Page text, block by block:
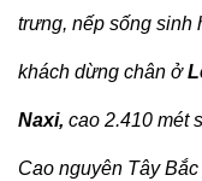
trưng, nếp sống sinh
khách dừng chân ở
Naxi, cao 2.410 mét
Cao nguyên Tây